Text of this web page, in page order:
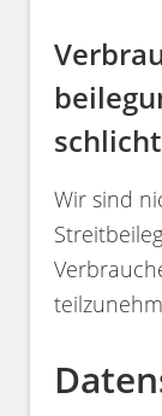
Wir sind